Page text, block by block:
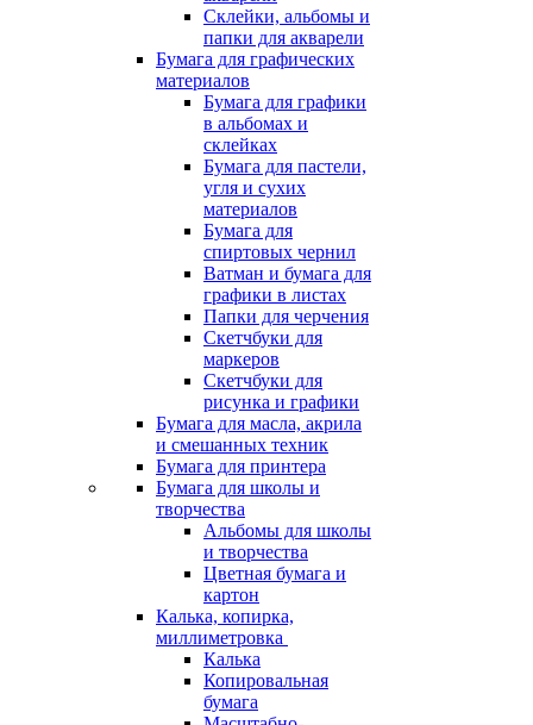
Склейки, альбомы и
папки для акварели
Бумага для графических
материалов
Бумага для графики
в альбомах и
склейках
Бумага для пастели,
угля и сухих
материалов
Бумага для
спиртовых чернил
Ватман и бумага для
графики в листах
Папки для черчения
Скетчбуки для
маркеров
Скетчбуки для
рисунка и графики
Бумага для масла, акрила
и смешанных техник
Бумага для принтера
Бумага для школы и
творчества
Альбомы для школы
и творчества
Цветная бумага и
картон
Калька, копирка,
миллиметровка
Калька
Копировальная
бумага